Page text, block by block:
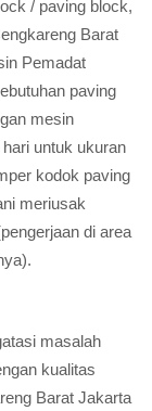
/ paving block,
Barat
Pemadat
paving
mesin
untuk ukuran
kodok paving
meriusak
di area
masalah
kualitas
Barat Jakarta